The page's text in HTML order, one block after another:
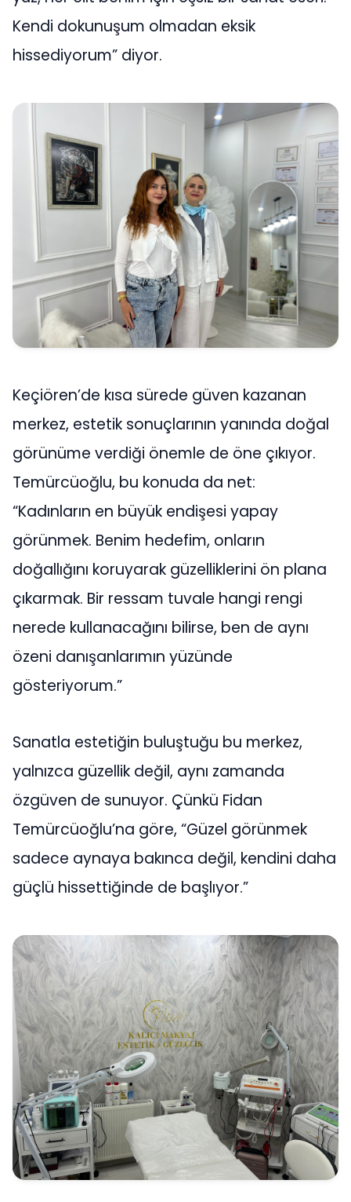
Kendi dokunuşum olmadan eksik
hissediyorum” diyor.
Keçiören’de kısa sürede güven kazanan
merkez, estetik sonuçlarının yanında doğal
görünüme verdiği önemle de öne çıkıyor.
Temürcüoğlu, bu konuda da net:
“Kadınların en büyük endişesi yapay
görünmek. Benim hedefim, onların
doğallığını koruyarak güzelliklerini ön plana
çıkarmak. Bir ressam tuvale hangi rengi
nerede kullanacağını bilirse, ben de aynı
özeni danışanlarımın yüzünde
gösteriyorum.”
Sanatla estetiğin buluştuğu bu merkez,
yalnızca güzellik değil, aynı zamanda
özgüven de sunuyor. Çünkü Fidan
Temürcüoğlu’na göre, “Güzel görünmek
sadece aynaya bakınca değil, kendini daha
güçlü hissettiğinde de başlıyor.”